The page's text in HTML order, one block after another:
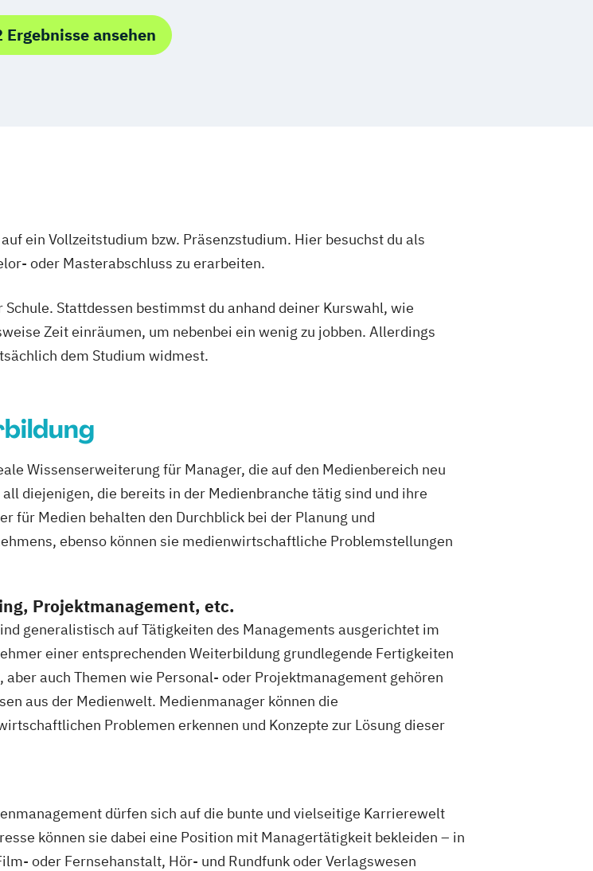
Ergebnisse ansehen
ein Vollzeitstudium bzw. Präsenzstudium. Hier besuchst du als
oder Masterabschluss zu erarbeiten.
Stattdessen bestimmst du anhand deiner Kurswahl, wie
Zeit einräumen, um nebenbei ein wenig zu jobben. Allerdings
dem Studium widmest.
Wissenserweiterung für Manager, die auf den Medienbereich neu
diejenigen, die bereits in der Medienbranche tätig sind und ihre
für Medien behalten den Durchblick bei der Planung und
ebenso können sie medienwirtschaftliche Problemstellungen
Projektmanagement, etc.
generalistisch auf Tätigkeiten des Managements ausgerichtet im
einer entsprechenden Weiterbildung grundlegende Fertigkeiten
auch Themen wie Personal- oder Projektmanagement gehören
aus der Medienwelt. Medienmanager können die
Problemen erkennen und Konzepte zur Lösung dieser
dürfen sich auf die bunte und vielseitige Karrierewelt
können sie dabei eine Position mit Managertätigkeit bekleiden – in
oder Fernsehanstalt, Hör- und Rundfunk oder Verlagswesen